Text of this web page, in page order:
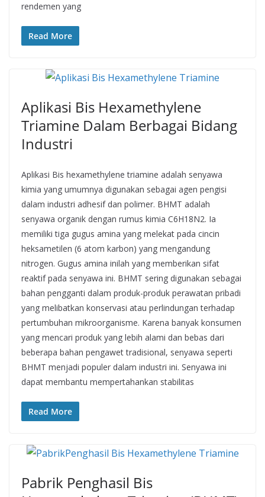
rendemen yang
Read More
Aplikasi Bis Hexamethylene
Triamine Dalam Berbagai Bidang
Industri
Aplikasi Bis hexamethylene triamine adalah senyawa
kimia yang umumnya digunakan sebagai agen pengisi
dalam industri adhesif dan polimer. BHMT adalah
senyawa organik dengan rumus kimia C6H18N2. Ia
memiliki tiga gugus amina yang melekat pada cincin
heksametilen (6 atom karbon) yang mengandung
nitrogen. Gugus amina inilah yang memberikan sifat
reaktif pada senyawa ini. BHMT sering digunakan sebagai
bahan pengganti dalam produk-produk perawatan pribadi
yang melibatkan konservasi atau perlindungan terhadap
pertumbuhan mikroorganisme. Karena banyak konsumen
yang mencari produk yang lebih alami dan bebas dari
beberapa bahan pengawet tradisional, senyawa seperti
BHMT menjadi populer dalam industri ini. Senyawa ini
dapat membantu mempertahankan stabilitas
Read More
Pabrik Penghasil Bis